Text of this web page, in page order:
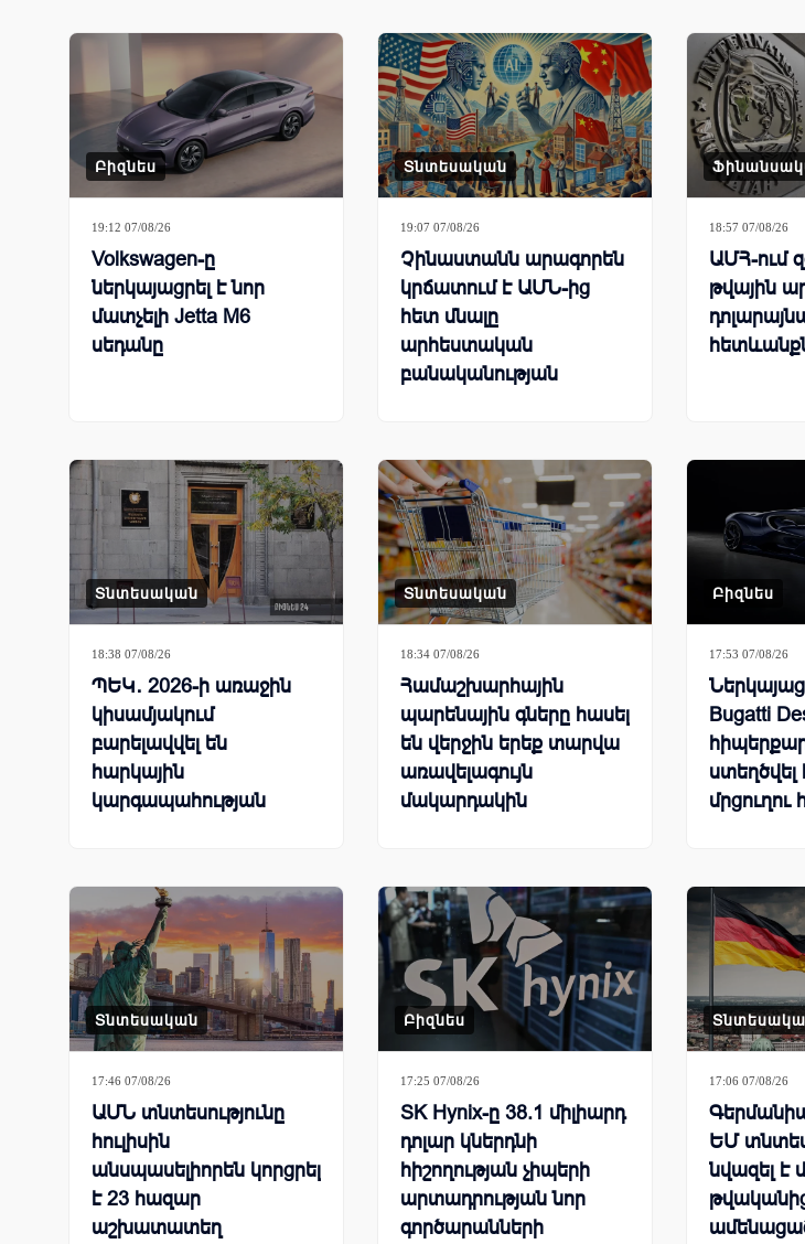
Բիզնես
19:12 07/08/26
Volkswagen-ը
ներկայացրել է նոր
մատչելի Jetta M6
սեդանը
Տնտեսական
19:07 07/08/26
Չինաստանն արագորեն
կրճատում է ԱՄՆ-ից
հետ մնալը
արհեստական
բանականության
18:57 07/08/26
ԱՄՀ-ում
թվային
Տնտեսական
18:38 07/08/26
ՊԵԿ․ 2026-ի առաջին
կիսամյակում
բարելավվել են
հարկային
կարգապահության
Տնտեսական
18:34 07/08/26
Համաշխարհային
պարենային գները հասել
են վերջին երեք տարվա
առավելագույն
մակարդակին
Բիզնես
17:53 07/08/26
Bugatti
Տնտեսական
17:46 07/08/26
ԱՄՆ տնտեսությունը
հուլիսին
անսպասելիորեն կորցրել
է 23 հազար
աշխատատեղ
Բիզնես
17:25 07/08/26
SK Hynix-ը 38.1 միլիարդ
դոլար կներդնի
հիշողության չիպերի
արտադրության նոր
գործարանների
17:06 07/08/26
ԵՄ
նվազել է